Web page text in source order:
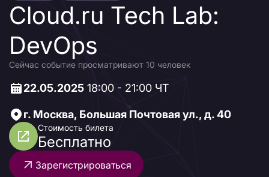
Cloud․ru Tech Lab:
DevOps
Сейчас событие просматривают 10 человек
22.05.2025 18:00 - 21:00 ЧТ
г. Москва, Большая Почтовая ул., д. 40
Стоимость билета
Бесплатно
Зарегистрироваться